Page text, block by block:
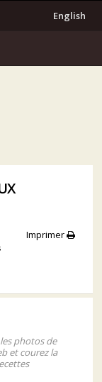
English
Imprimer
photos de
et courez la